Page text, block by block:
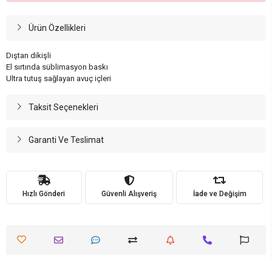
Ürün Özellikleri
Dıştan dikişli
El sırtında süblimasyon baskı
Ultra tutuş sağlayan avuç içleri
Taksit Seçenekleri
Garanti Ve Teslimat
Hızlı Gönderi Güvenli Alışveriş İade ve Değişim